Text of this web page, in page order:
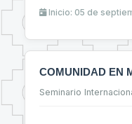
Inicio: 05 de
COMUNIDAD EN
Seminario